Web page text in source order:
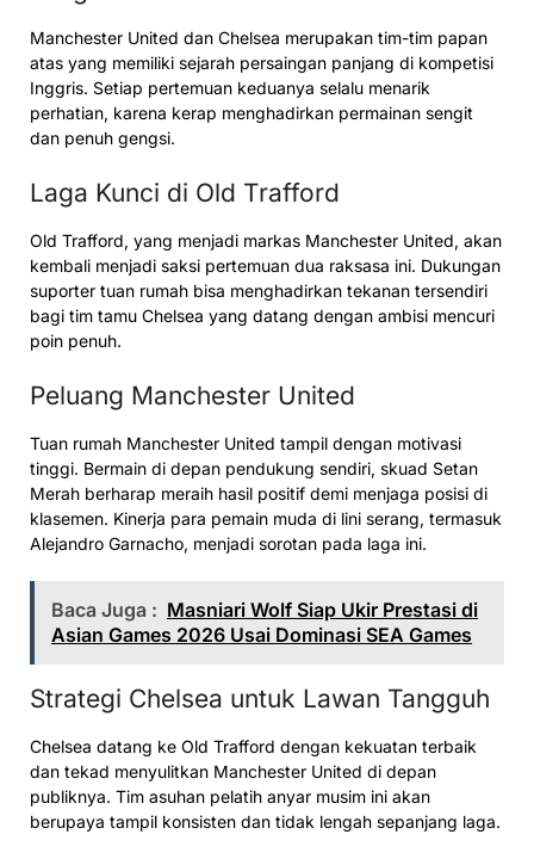
Manchester United dan Chelsea merupakan tim-tim papan
atas yang memiliki sejarah persaingan panjang di kompetisi
Inggris. Setiap pertemuan keduanya selalu menarik
perhatian, karena kerap menghadirkan permainan sengit
dan penuh gengsi.
Laga Kunci di Old Trafford
Old Trafford, yang menjadi markas Manchester United, akan
kembali menjadi saksi pertemuan dua raksasa ini. Dukungan
suporter tuan rumah bisa menghadirkan tekanan tersendiri
bagi tim tamu Chelsea yang datang dengan ambisi mencuri
poin penuh.
Peluang Manchester United
Tuan rumah Manchester United tampil dengan motivasi
tinggi. Bermain di depan pendukung sendiri, skuad Setan
Merah berharap meraih hasil positif demi menjaga posisi di
klasemen. Kinerja para pemain muda di lini serang, termasuk
Alejandro Garnacho, menjadi sorotan pada laga ini.
Baca Juga : Masniari Wolf Siap Ukir Prestasi di
Asian Games 2026 Usai Dominasi SEA Games
Strategi Chelsea untuk Lawan Tangguh
Chelsea datang ke Old Trafford dengan kekuatan terbaik
dan tekad menyulitkan Manchester United di depan
publiknya. Tim asuhan pelatih anyar musim ini akan
berupaya tampil konsisten dan tidak lengah sepanjang laga.